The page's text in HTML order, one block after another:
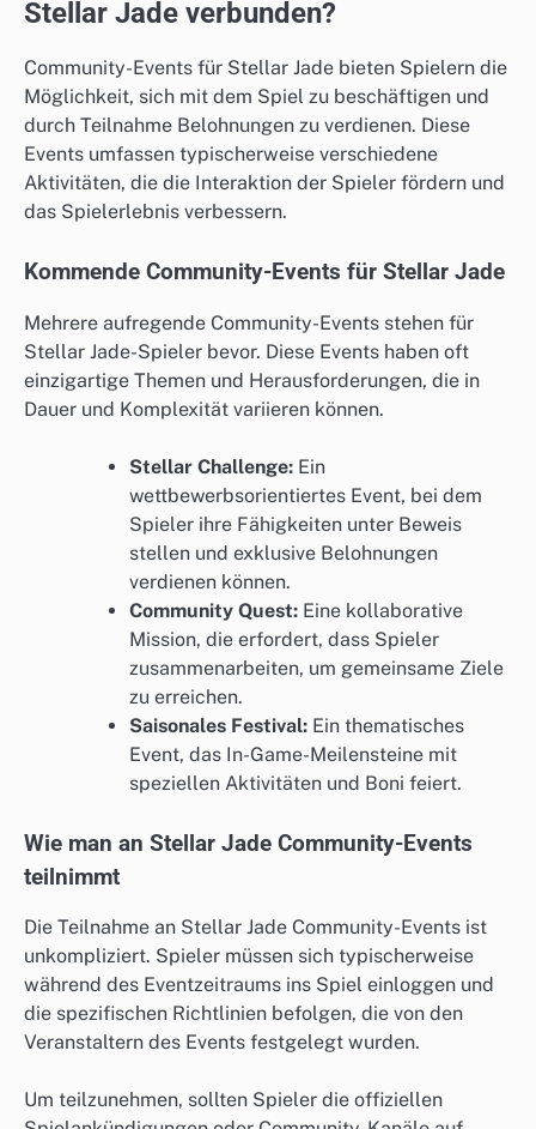
Stellar Jade verbunden?
Community-Events für Stellar Jade bieten Spielern die
Möglichkeit, sich mit dem Spiel zu beschäftigen und
durch Teilnahme Belohnungen zu verdienen. Diese
Events umfassen typischerweise verschiedene
Aktivitäten, die die Interaktion der Spieler fördern und
das Spielerlebnis verbessern.
Kommende Community-Events für Stellar Jade
Mehrere aufregende Community-Events stehen für
Stellar Jade-Spieler bevor. Diese Events haben oft
einzigartige Themen und Herausforderungen, die in
Dauer und Komplexität variieren können.
Stellar Challenge: Ein
wettbewerbsorientiertes Event, bei dem
Spieler ihre Fähigkeiten unter Beweis
stellen und exklusive Belohnungen
verdienen können.
Community Quest: Eine kollaborative
Mission, die erfordert, dass Spieler
zusammenarbeiten, um gemeinsame Ziele
zu erreichen.
Saisonales Festival: Ein thematisches
Event, das In-Game-Meilensteine mit
speziellen Aktivitäten und Boni feiert.
Wie man an Stellar Jade Community-Events
teilnimmt
Die Teilnahme an Stellar Jade Community-Events ist
unkompliziert. Spieler müssen sich typischerweise
während des Eventzeitraums ins Spiel einloggen und
die spezifischen Richtlinien befolgen, die von den
Veranstaltern des Events festgelegt wurden.
Um teilzunehmen, sollten Spieler die offiziellen